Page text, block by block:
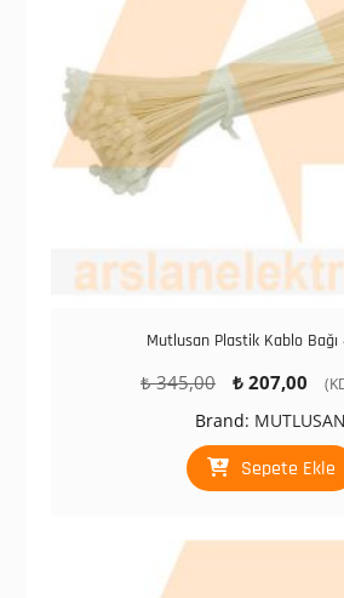
Mutlusan Plastik Kablo
₺345,00
Orijinal
₺ 345,00.
₺207,00
Şu
₺
Brand: MUTLUSAN
Sepete Ekle